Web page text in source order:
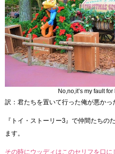
No,no,it’s my fault
訳：君たちを置いて行った俺が悪かっ
『トイ・ストーリー3』で仲間たちの
ます。
その時にウッディはこのセリフを口